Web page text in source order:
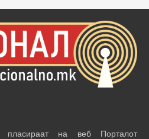
на веб Порталот